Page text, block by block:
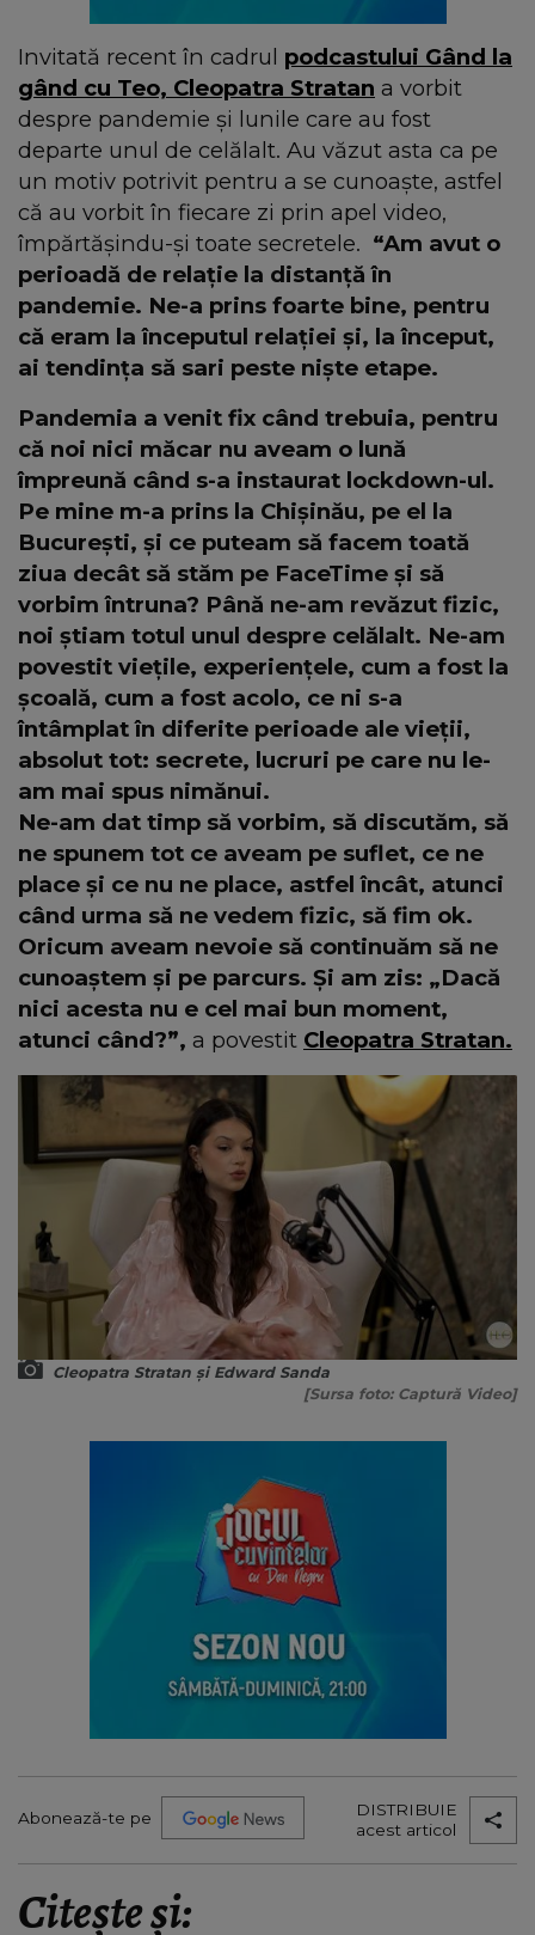
Invitată recent în cadrul podcastului Gând la
gând cu Teo, Cleopatra Stratan a vorbit
despre pandemie și lunile care au fost
departe unul de celălalt. Au văzut asta ca pe
un motiv potrivit pentru a se cunoaște, astfel
că au vorbit în fiecare zi prin apel video,
împărtășindu-și toate secretele. “Am avut o
perioadă de relație la distanță în
pandemie. Ne-a prins foarte bine, pentru
că eram la începutul relației și, la început,
ai tendința să sari peste niște etape.
Pandemia a venit fix când trebuia, pentru
că noi nici măcar nu aveam o lună
împreună când s-a instaurat lockdown-ul.
Pe mine m-a prins la Chișinău, pe el la
București, și ce puteam să facem toată
ziua decât să stăm pe FaceTime și să
vorbim întruna? Până ne-am revăzut fizic,
noi știam totul unul despre celălalt. Ne-am
povestit viețile, experiențele, cum a fost la
școală, cum a fost acolo, ce ni s-a
întâmplat în diferite perioade ale vieții,
absolut tot: secrete, lucruri pe care nu le-
am mai spus nimănui.
Ne-am dat timp să vorbim, să discutăm, să
ne spunem tot ce aveam pe suflet, ce ne
place și ce nu ne place, astfel încât, atunci
când urma să ne vedem fizic, să fim ok.
Oricum aveam nevoie să continuăm să ne
cunoaștem și pe parcurs. Și am zis: „Dacă
nici acesta nu e cel mai bun moment,
atunci când?”, a povestit Cleopatra Stratan.
Cleopatra Stratan și Edward Sanda
[Sursa foto: Captură Video]
Abonează-te pe
DISTRIBUIE
acest articol
Citește și: